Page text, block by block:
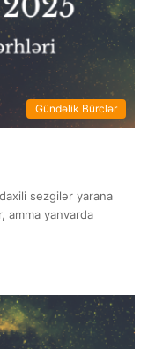
Gündəlik Bürclər
sezgilər yarana
amma yanvarda